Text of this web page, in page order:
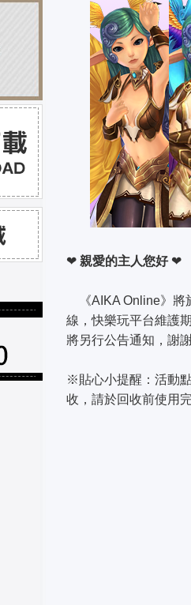
❤ 親愛的主人您好❤
《AIKA Online》將
線，快樂玩平台維護
將另行公告通知，謝
※貼心小提醒：活動
收，請於回收前使用